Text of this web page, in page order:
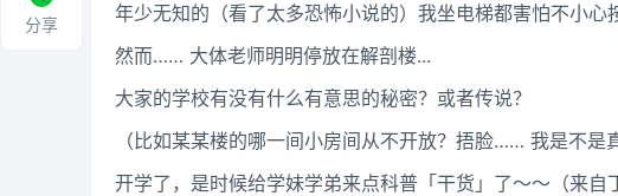
分享
年少无知的（看了太多恐怖小说的）我坐电梯都害怕不小心
然而…… 大体老师明明停放在解剖楼...
大家的学校有没有什么有意思的秘密？或者传说？
（比如某某楼的哪一间小房间从不开放？捂脸…… 我是不是
开学了，是时候给学妹学弟来点科普「干货」了～～（来自